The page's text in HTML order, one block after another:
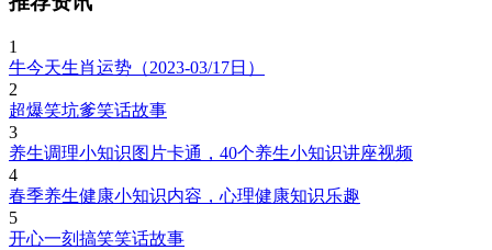
1
牛今天生肖运势（2023-03/17日）
2
超爆笑坑爹笑话故事
3
养生调理小知识图片卡通，40个养生小知识讲座视频
4
春季养生健康小知识内容，心理健康知识乐趣
5
开心一刻搞笑笑话故事